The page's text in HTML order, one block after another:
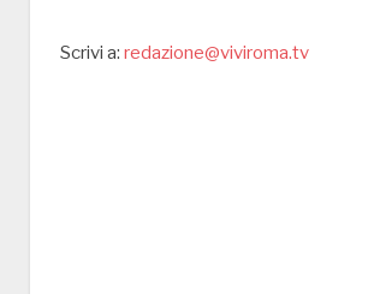
Scrivi a: redazione@viviroma.tv